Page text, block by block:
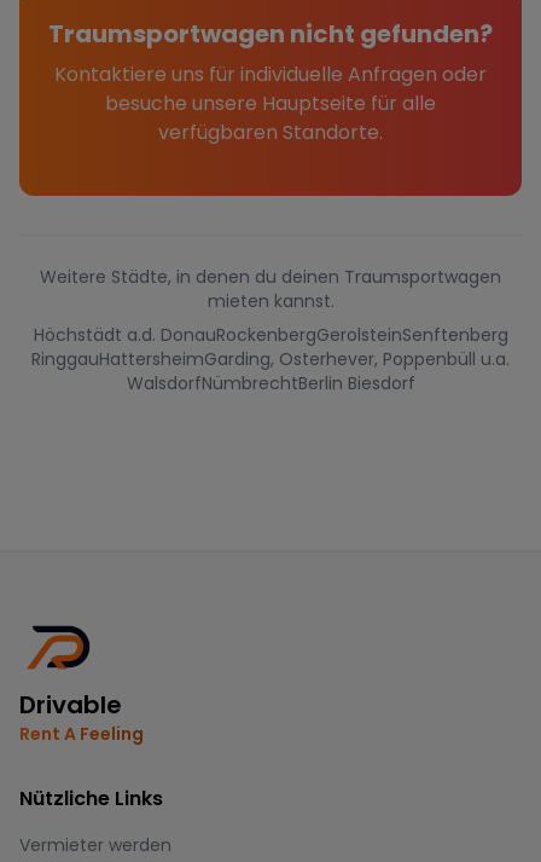
Traumsportwagen nicht gefunden?
Kontaktiere uns für individuelle Anfragen oder
besuche unsere Hauptseite für alle
verfügbaren Standorte.
Weitere Städte, in denen du deinen Traumsportwagen
mieten kannst.
Höchstädt a.d. DonauRockenbergGerolsteinSenftenberg
RinggauHattersheimGarding, Osterhever, Poppenbüll u.a.
WalsdorfNümbrechtBerlin Biesdorf
Drivable
Rent A Feeling
Nützliche Links
Vermieter werden